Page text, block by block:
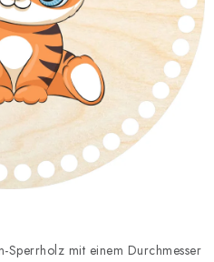
mit einem Durchmesser